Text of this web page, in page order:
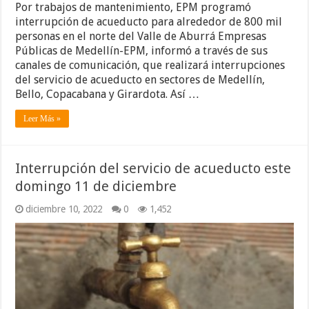
Por trabajos de mantenimiento, EPM programó
interrupción de acueducto para alrededor de 800 mil
personas en el norte del Valle de Aburrá Empresas
Públicas de Medellín-EPM, informó a través de sus
canales de comunicación, que realizará interrupciones
del servicio de acueducto en sectores de Medellín,
Bello, Copacabana y Girardota. Así …
Leer Más »
Interrupción del servicio de acueducto este
domingo 11 de diciembre
diciembre 10, 2022 0 1,452